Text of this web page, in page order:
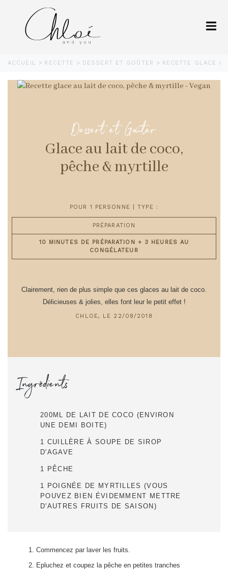
ACCUEIL RECETTE DESSERT ET GOÛTER RECETTE GLACE
Dessert et Goûter
Glace au lait de coco,
pêche & myrtille
POUR 1 PERSONNE | TYPE :
PRÉPARATION
10 MINUTES DE PRÉPARATION + 3 HEURES AU
CONGÉLATEUR
Clairement, rien de plus simple que ces glaces au lait de coco.
Délicieuses & jolies, elles font leur le petit effet !
CHLOE, LE 22/08/2018
Ingrédients
200ML DE LAIT DE COCO (ENVIRON
UNE DEMI BOITE)
1 CUILLÈRE À SOUPE DE SIROP
D'AGAVE
1 PÊCHE
1 POIGNÉE DE MYRTILLES (VOUS
POUVEZ BIEN ÉVIDEMMENT METTRE
D'AUTRES FRUITS DE SAISON)
Commencez par laver les fruits.
Epluchez et coupez la pêche en petites tranches